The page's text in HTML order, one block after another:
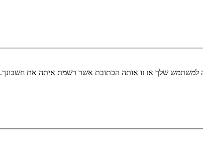
למשתמש שלך אז זו אותה הכתובת אשר רשמת איתה את חשבונך.